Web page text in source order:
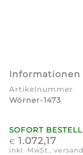
Informationen
Artikelnummer
Wörner-1473
SOFORT
€ 1.072,17
inkl. MwSt.,